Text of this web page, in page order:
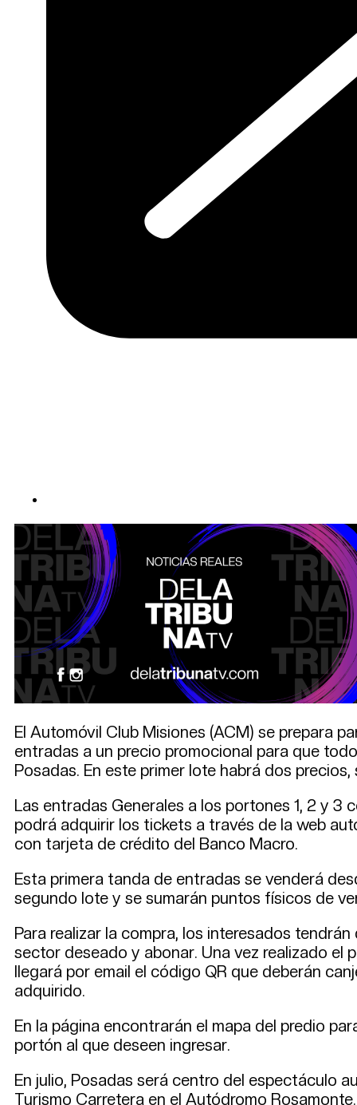
El Automóvil Club Misiones (ACM) se prepara
entradas a un precio promocional para que
Posadas. En este primer lote habrá dos
Las entradas Generales a los portones 1, 2 y
podrá adquirir los tickets a través de la web
con tarjeta de crédito del Banco Macro.
Esta primera tanda de entradas se venderá
segundo lote y se sumarán puntos físicos de
Para realizar la compra, los interesados
sector deseado y abonar. Una vez realizado el
llegará por email el código QR que deberán
adquirido.
En la página encontrarán el mapa del predio
portón al que deseen ingresar.
En julio, Posadas será centro del espectáculo
Turismo Carretera en el Autódromo